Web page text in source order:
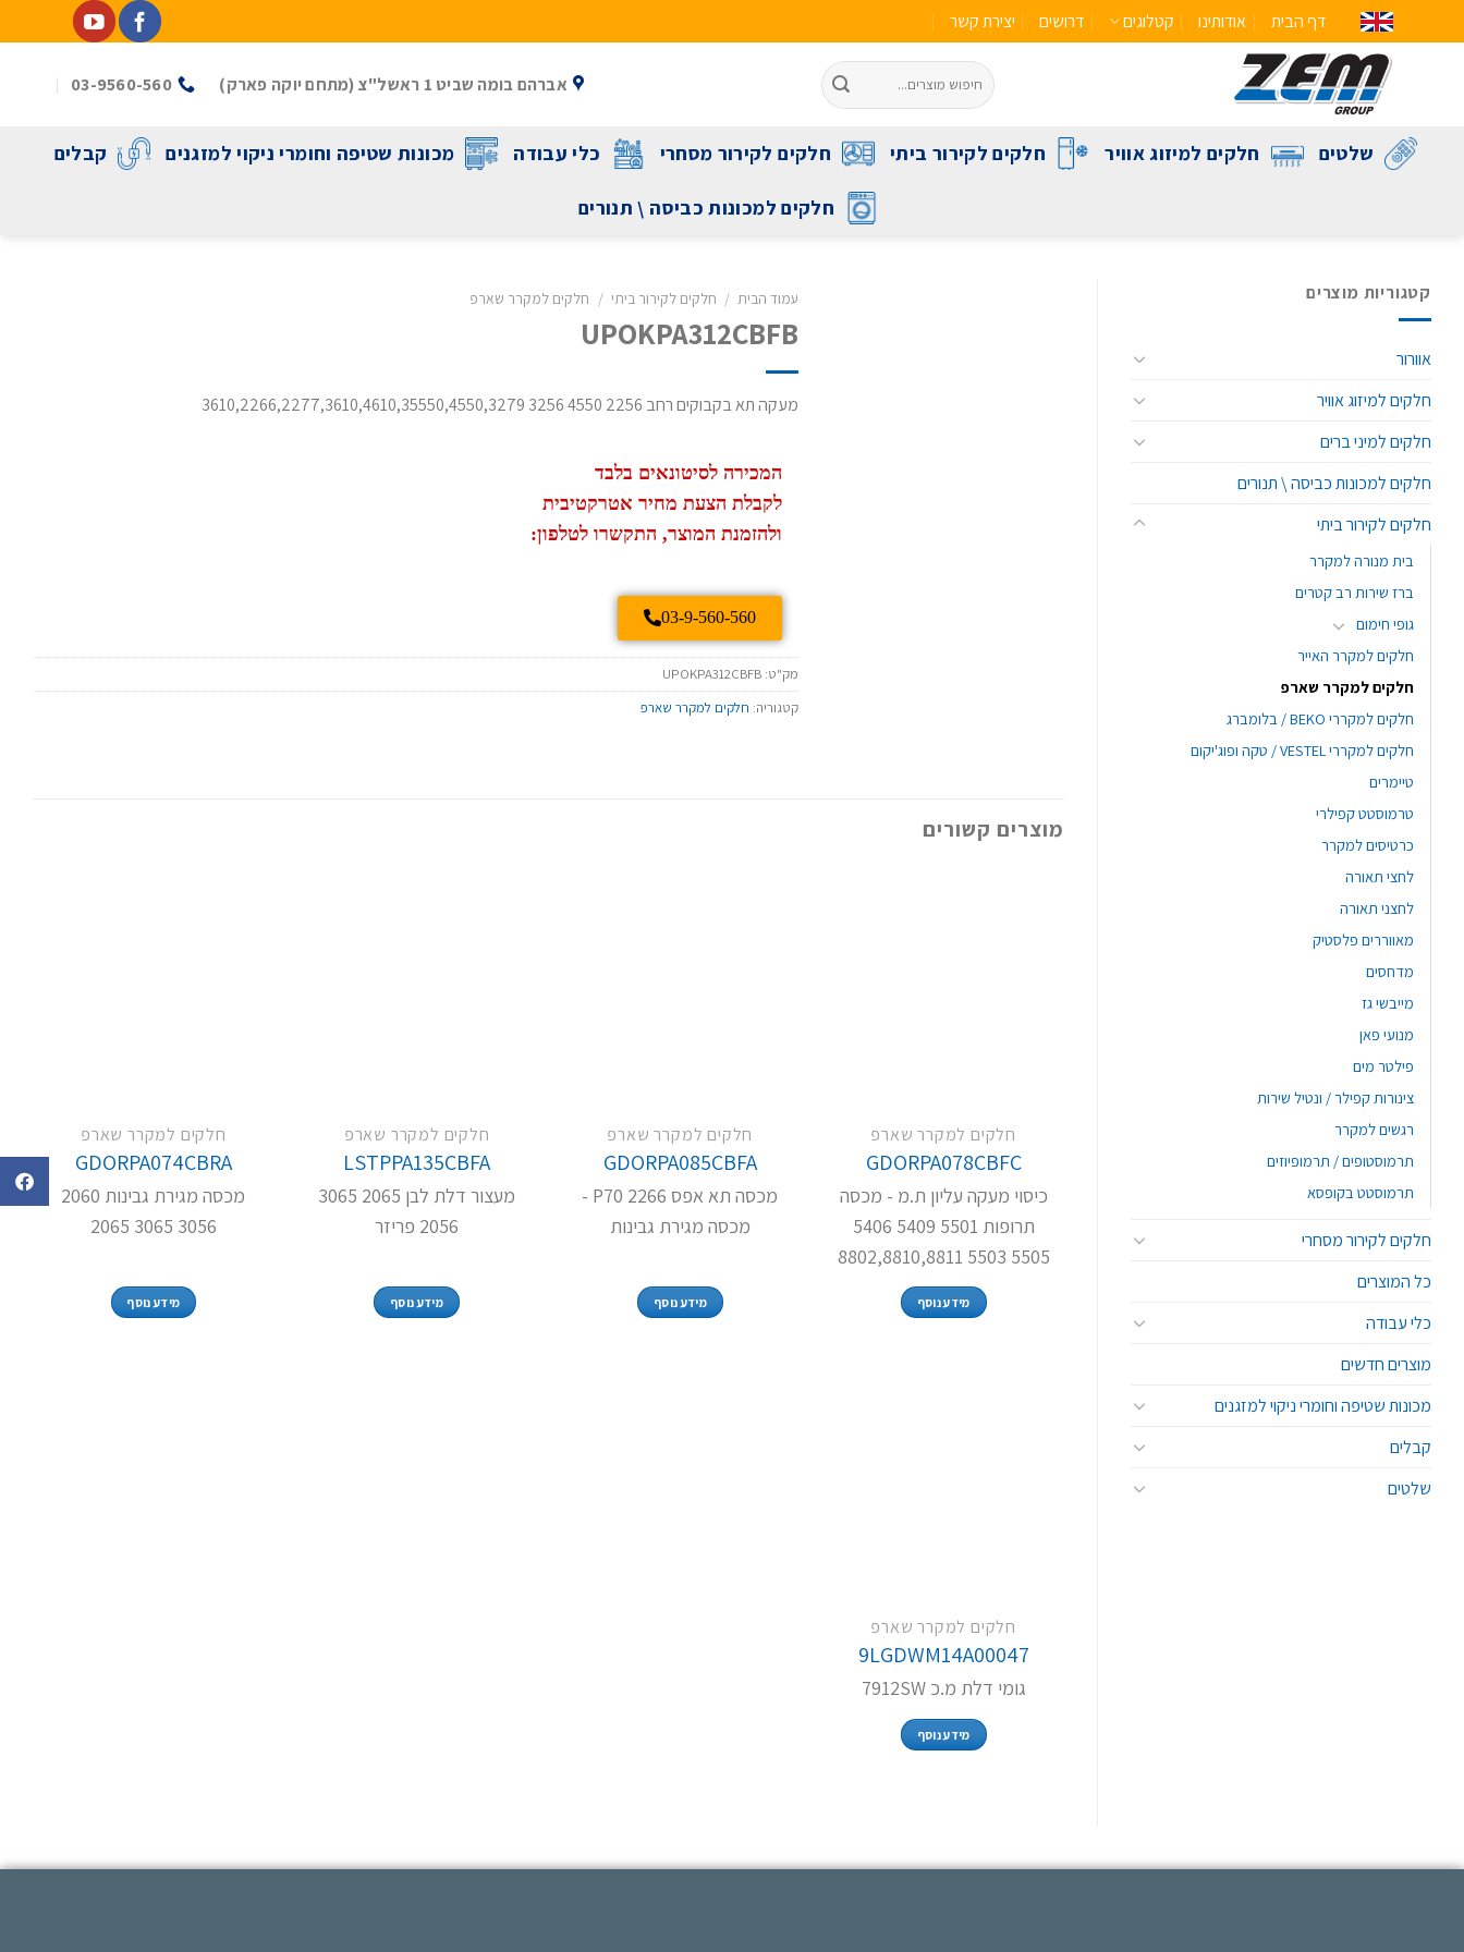
דף הבית אודותינו קטלוגים דרושים יצירת קשר
אברהם בומה שביט 1 ראשל"צ (מתחם יוקה פארק) 03-9560-560
שלטים חלקים למיזוג אוויר חלקים לקירור ביתי חלקים לקירור מסחרי כלי עבודה מכונות שטיפה וחומרי ניקוי למזגנים קבלים
חלקים למכונות כביסה \ תנורים
קטגוריות מוצרים
אוורור
חלקים למיזוג אוויר
חלקים למיני ברים
חלקים למכונות כביסה \ תנורים
חלקים לקירור ביתי
בית מנורה למקרר
ברז שירות רב קטרים
גופי חימום
חלקים למקרר האייר
חלקים למקרר שארפ
חלקים למקררי BEKO / בלומברג
חלקים למקררי VESTEL / טקה ופוג'יקום
טיימרים
טרמוסטט קפילרי
כרטיסים למקרר
לחצי תאורה
לחצני תאורה
מאווררים פלסטיק
מדחסים
מייבשי גז
מנועי פאן
פילטר מים
צינורות קפילר / ונטיל שירות
רגשים למקרר
תרמוסטופים / תרמופיוזים
תרמוסטט בקופסא
חלקים לקירור מסחרי
כל המוצרים
כלי עבודה
מוצרים חדשים
מכונות שטיפה וחומרי ניקוי למזגנים
קבלים
שלטים
עמוד הבית / חלקים לקירור ביתי / חלקים למקרר שארפ
UPOKPA312CBFB
מעקה תא בקבוקים רחב 2256 4550 3256 3610,2266,2277,3610,4610,35550,4550,3279
המכירה לסיטונאים בלבד
לקבלת הצעת מחיר אטרקטיבית
ולהזמנת המוצר, התקשרו לטלפון:
03-9-560-560
מק"ט:UPOKPA312CBFB
קטגוריה: חלקים למקרר שארפ
מוצרים קשורים
חלקים למקרר שארפ
GDORPA078CBFC
כיסוי מעקה עליון ת.מ - מכסה
תרופות 5501 5409 5406
5505 5503 8802,8810,8811
מידע נוסף
חלקים למקרר שארפ
GDORPA085CBFA
מכסה תא אפס P70 2266 -
מכסה מגירת גבינות
מידע נוסף
חלקים למקרר שארפ
LSTPPA135CBFA
מעצור דלת לבן 2065 3065
2056 פריזר
מידע נוסף
חלקים למקרר שארפ
GDORPA074CBRA
מכסה מגירת גבינות 2060
3056 3065 2065
מידע נוסף
חלקים למקרר שארפ
9LGDWM14A00047
גומי דלת מ.כ 7912SW
מידע נוסף